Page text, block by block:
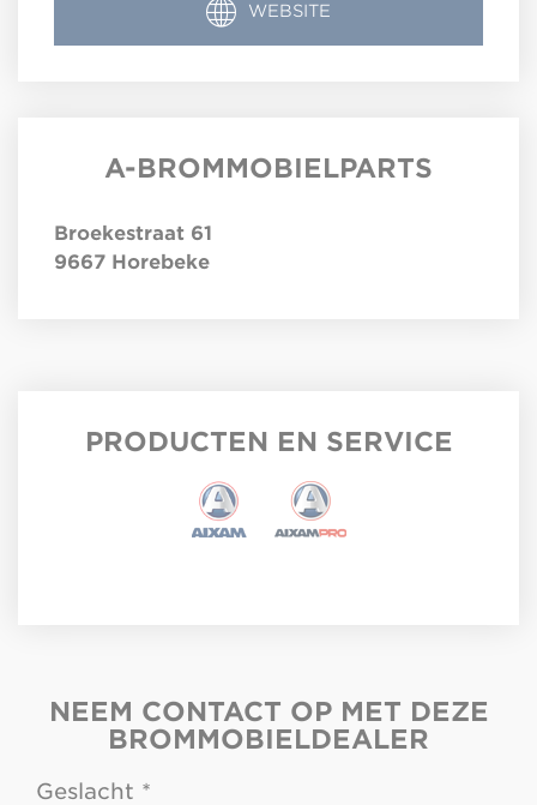
WEBSITE
A-BROMMOBIELPARTS
Broekestraat 61
9667 Horebeke
PRODUCTEN EN SERVICE
NEEM CONTACT OP MET DEZE
BROMMOBIELDEALER
Geslacht *